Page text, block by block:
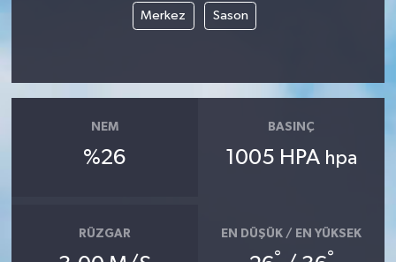
Merkez Sason
NEM
%26
BASINÇ
1005 HPA hpa
RÜZGAR EN DÜŞÜK / EN YÜKSEK
° °
GÜNDEM
Güvenlik